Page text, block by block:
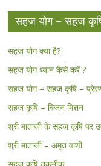
सहज योग – सहज
सहज योग क्या है?
सहज योग ध्यान कैसे करें ?
सहज योग – सहज कृषि –
सहज कृषि – विजन मिशन
श्री माताजी के सहज कृषि पर
श्री माताजी – अमृत वाणी